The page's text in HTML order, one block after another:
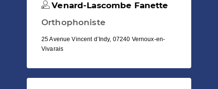
Venard-Lascombe Fanette
Orthophoniste
25 Avenue Vincent d’Indy, 07240 Vernoux-en-
Vivarais